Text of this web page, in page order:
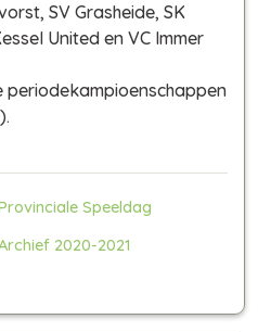
SV Grasheide, SK
United en VC Immer
periodekampioenschappen
.
Speeldag
2020-2021